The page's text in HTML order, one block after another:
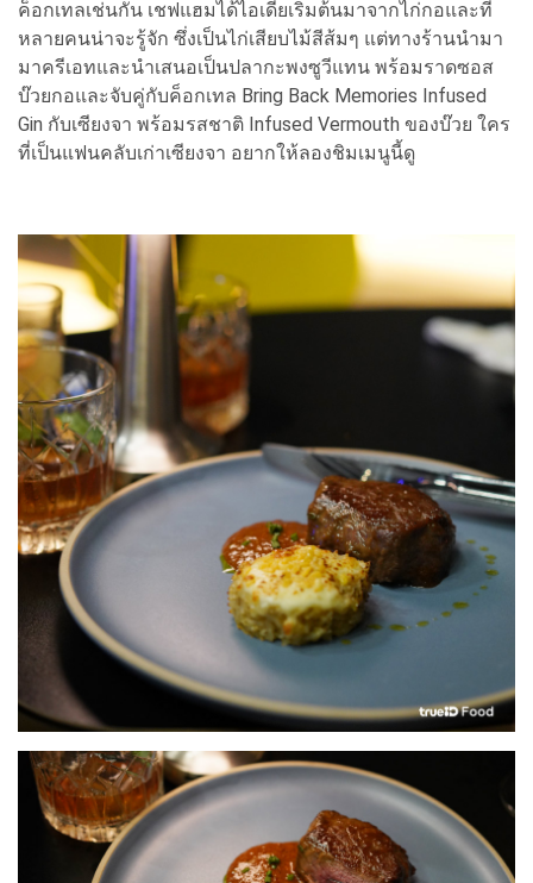
ค็อกเทลเช่นกัน เชฟแฮมได้ไอเดียเริ่มต้นมาจากไก่กอและที่
หลายคนน่าจะรู้จัก ซึ่งเป็นไก่เสียบไม้สีส้มๆ แต่ทางร้านนำมา
มาครีเอทและนำเสนอเป็นปลากะพงซูวีแทน พร้อมราดซอส
บ๊วยกอและจับคู่กับค็อกเทล Bring Back Memories Infused
Gin กับเซียงจา พร้อมรสชาติ Infused Vermouth ของบ๊วย ใคร
ที่เป็นแฟนคลับเก่าเซียงจา อยากให้ลองชิมเมนูนี้ดู